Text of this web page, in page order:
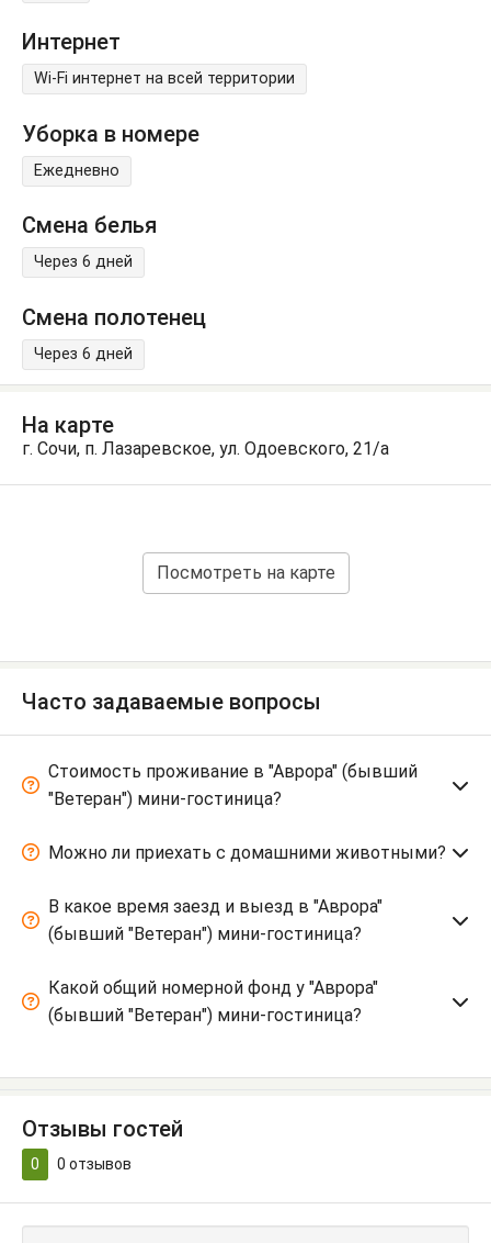
Интернет
Wi-Fi интернет на всей территории
Уборка в номере
Ежедневно
Смена белья
Через 6 дней
Смена полотенец
Через 6 дней
На карте
г. Сочи, п. Лазаревское, ул. Одоевского, 21/а
Посмотреть на карте
Часто задаваемые вопросы
Стоимость проживание в "Аврора" (бывший
"Ветеран") мини-гостиница?
Можно ли приехать с домашними животными?
В какое время заезд и выезд в "Аврора"
(бывший "Ветеран") мини-гостиница?
Какой общий номерной фонд у "Аврора"
(бывший "Ветеран") мини-гостиница?
Отзывы гостей
0 0 отзывов